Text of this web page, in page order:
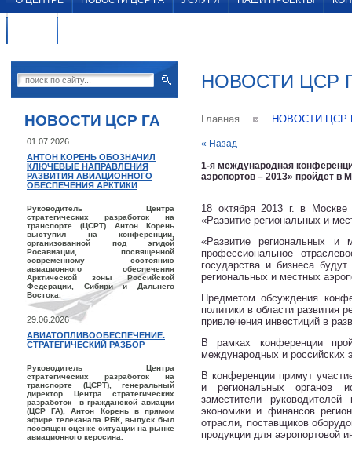
НОВОСТИ ЦСР ГА
01.07.2026
АНТОН КОРЕНЬ ОБОЗНАЧИЛ
КЛЮЧЕВЫЕ НАПРАВЛЕНИЯ
РАЗВИТИЯ АВИАЦИОННОГО
ОБЕСПЕЧЕНИЯ АРКТИКИ
Руководитель Центра
стратегических разработок на
транспорте (ЦСРТ) Антон Корень
выступил на конференции,
организованной под эгидой
Росавиации, посвященной
современному состоянию
авиационного обеспечения
Арктической зоны Российской
Федерации, Сибири и Дальнего
Востока.
29.06.2026
АВИАТОПЛИВООБЕСПЕЧЕНИЕ.
СТРАТЕГИЧЕСКИЙ РАЗБОР
Руководитель Центра
стратегических разработок на
транспорте (ЦСРТ), генеральный
директор Центра стратегических
разработок в гражданской авиации
(ЦСР ГА), Антон Корень в прямом
эфире телеканала РБК, выпуск был
посвящен оценке ситуации на рынке
авиационного керосина.
НОВОСТИ ЦСР
Главная НОВОСТИ ЦСР
« Назад
1-я международная
аэропортов – 2013» пройдет в
18 октября 2013 г. в
«Развитие региональных и
«Развитие региональных и
профессиональное
государства и бизнеса
региональных и местных
Предметом обсуждения
политики в области развития
привлечения инвестиций в
В рамках конференции
международных и российских
В конференции примут
и региональных органов
заместители руководителей
экономики и финансов
отрасли, поставщиков
продукции для аэропортовой